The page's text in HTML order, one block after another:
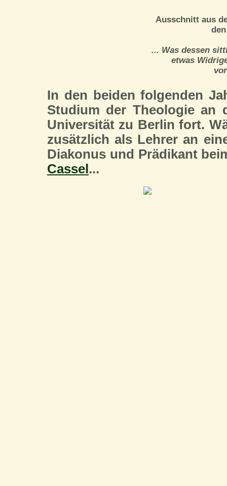
Ausschnitt aus
... Was dessen
etwas
In den beiden folgenden
Studium der Theologie an
Universität zu Berlin fort.
zusätzlich als Lehrer an
Diakonus und Prädikant
Cassel ...